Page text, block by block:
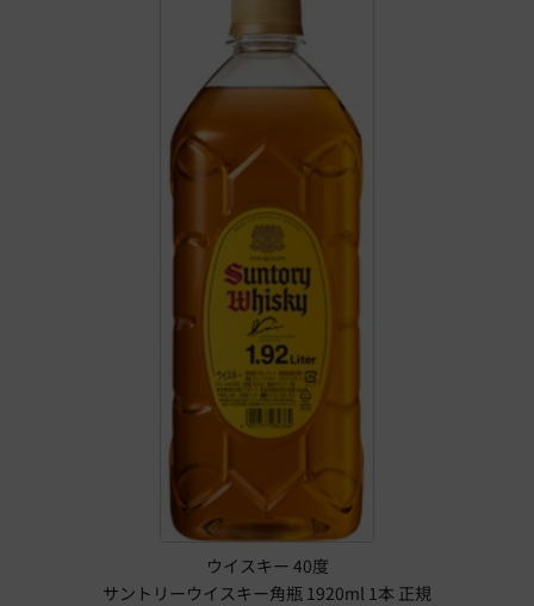
ウイスキー 40度
サントリーウイスキー角瓶 1920ml 1本 正規